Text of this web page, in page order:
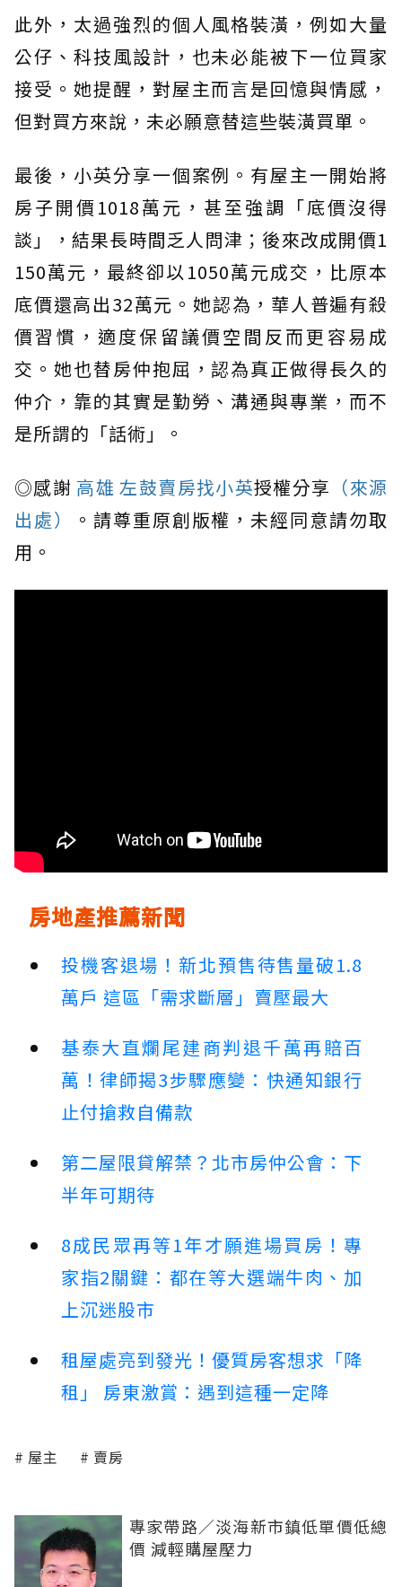
此外，太過強烈的個人風格裝潢，例如大量
公仔、科技風設計，也未必能被下一位買家
接受。她提醒，對屋主而言是回憶與情感，
但對買方來說，未必願意替這些裝潢買單。
最後，小英分享一個案例。有屋主一開始將
房子開價1018萬元，甚至強調「底價沒得
談」，結果長時間乏人問津；後來改成開價1
150萬元，最終卻以1050萬元成交，比原本
底價還高出32萬元。她認為，華人普遍有殺
價習慣，適度保留議價空間反而更容易成
交。她也替房仲抱屈，認為真正做得長久的
仲介，靠的其實是勤勞、溝通與專業，而不
是所謂的「話術」。
◎感謝 高雄 左鼓賣房找小英授權分享 （來源
出處）
。請尊重原創版權，未經同意請勿取
用。
房地產推薦新聞
投機客退場！新北預售待售量破1.8
萬戶 這區「需求斷層」賣壓最大
基泰大直爛尾建商判退千萬再賠百
萬！律師揭3步驟應變：快通知銀行
止付搶救自備款
第二屋限貸解禁？北市房仲公會：下
半年可期待
8成民眾再等1年才願進場買房！專
家指2關鍵：都在等大選端牛肉、加
上沉迷股市
租屋處亮到發光！優質房客想求「降
租」 房東激賞：遇到這種一定降
屋主 賣房
專家帶路／淡海新市鎮低單價低總
價 減輕購屋壓力